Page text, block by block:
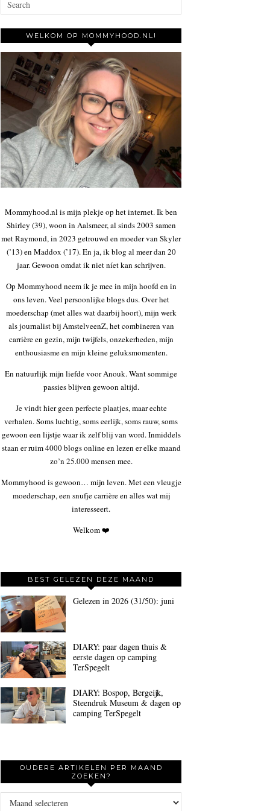
WELKOM OP MOMMYHOOD.NL!
Mommyhood.nl is mijn plekje op het internet. Ik ben
Shirley (39), woon in Aalsmeer, al sinds 2003 samen
met Raymond, in 2023 getrouwd en moeder van Skyler
(’13) en Maddox (’17). En ja, ik blog al meer dan 20
jaar. Gewoon omdat ik niet níet kan schrijven.
Op Mommyhood neem ik je mee in mijn hoofd en in
ons leven. Veel persoonlijke blogs dus. Over het
moederschap (met alles wat daarbij hoort), mijn werk
als journalist bij AmstelveenZ, het combineren van
carrière en gezin, mijn twijfels, onzekerheden, mijn
enthousiasme en mijn kleine geluksmomenten.
En natuurlijk mijn liefde voor Anouk. Want sommige
passies blijven gewoon altijd.
Je vindt hier geen perfecte plaatjes, maar echte
verhalen. Soms luchtig, soms eerlijk, soms rauw, soms
gewoon een lijstje waar ik zelf blij van word. Inmiddels
staan er ruim 4000 blogs online en lezen er elke maand
zo’n 25.000 mensen mee.
Mommyhood is gewoon… mijn leven. Met een vleugje
moederschap, een snufje carrière en alles wat mij
interesseert.
Welkom ❤️
BEST GELEZEN DEZE MAAND
Gelezen in 2026 (31/50): juni
DIARY: paar dagen thuis &
eerste dagen op camping
TerSpegelt
DIARY: Bospop, Bergeijk,
Steendruk Museum & dagen op
camping TerSpegelt
OUDERE ARTIKELEN PER MAAND
ZOEKEN?
Oudere